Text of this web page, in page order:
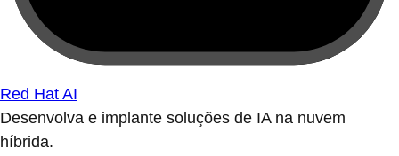
Red Hat AI
Desenvolva e implante soluções de IA na nuvem
híbrida.